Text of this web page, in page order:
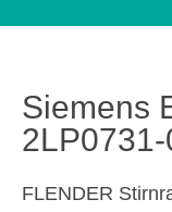
Siemens
FLENDER